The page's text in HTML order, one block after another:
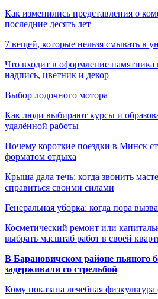
Как изменились представления о
последние десять лет
7 вещей, которые нельзя смывать в
Что входит в оформление памятника
надпись, цветник и декор
Выбор лодочного мотора
Как люди выбирают курсы и
удалённой работы
Почему короткие поездки в Минск
форматом отдыха
Крыша дала течь: когда звонить
справиться своими силами
Генеральная уборка: когда пора
Косметический ремонт или
выбрать масштаб работ в своей
В Барановичском районе пьяного
задерживали со стрельбой
Кому показана лечебная